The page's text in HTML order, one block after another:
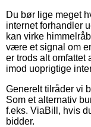
Du bør lige meget
internet forhandler
kan virke
være et signal om
er trods alt omfattet
imod uoprigtige
Generelt tilråder vi
Som et alternativ
f.eks. ViaBill, hvis
bidder.